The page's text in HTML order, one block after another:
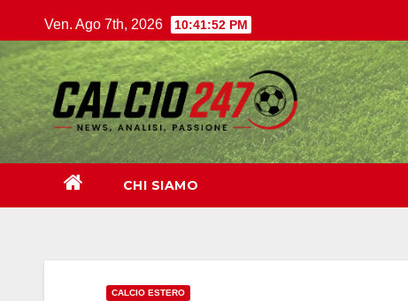
al
contenuto
Ven. Ago 7th, 2026 10:41:54 PM
CHI SIAMO
CALCIO ESTERO